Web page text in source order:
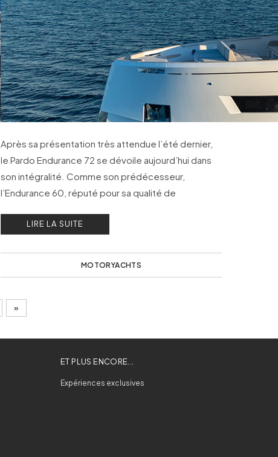
Après sa présentation très attendue l’été dernier,
le Pardo Endurance 72 se dévoile aujourd’hui dans
son intégralité. Comme son prédécesseur,
l’Endurance 60, réputé pour sa qualité de
en mer et de belles croisières.
LIRE LA SUITE
MOTORYACHTS
»
ET PLUS ENCORE...
Expériences exclusives